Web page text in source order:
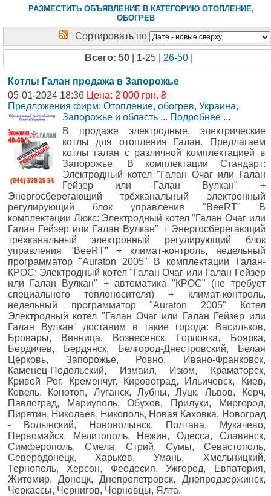
РАЗМЕСТИТЬ ОБЪЯВЛЕНИЕ В КАТЕГОРИЮ ОТОПЛЕНИЕ,
ОБОГРЕВ
Сортировать по
Всего: 50| 1-25 | 26-50|
Котлы Галан продажа в Запорожье
05-01-2024 18:36 Цена: 2 000 грн. ₴
Предложения фирм: Отопление, обогрев, Украина,
Запорожье и область ... Подробнее ...
В продаже электродные, электрические
котлы для отопления Галан. Предлагаем
котлы галан с различной комплектацией в
Запорожье. В комплектации Стандарт:
Электродный котел "Галан Очаг или Галан
Гейзер или Галан Вулкан" +
Энергосберегающий трёхканальный электронный
регулирующий блок управления "BeeRT" В
комплектации Люкс: Электродный котел "Галан Очаг или
Галан Гейзер или Галан Вулкан" + Энергосберегающий
трёхканальный электронный регулирующий блок
управления "BeeRT" + климат-контроль, недельный
программатор "Auraton 2005" В комплектации Галан-
КРОС: Электродный котел "Галан Очаг или Галан Гейзер
или Галан Вулкан" + автоматика "КРОС" (не требует
специального теплоносителя) + климат-контроль,
недельный программатор "Auraton 2005" Котел
Электродный котел "Галан Очаг или Галан Гейзер или
Галан Вулкан" доставим в такие города: Васильков,
Бровары, Винница, Вознесенск, Горловка, Боярка,
Бердичев, Бердянск, Белгород-Днестровский, Белая
Церковь, Запорожье, Ровно, Ивано-Франковск,
Каменец-Подольский, Измаил, Изюм, Краматорск,
Кривой Рог, Кременчуг, Кировоград, Ильичевск, Киев,
Ковель, Конотоп, Луганск, Лубны, Луцк, Львов, Керч,
Павлоград, Мариуполь, Обухов, Прилуки, Миргород,
Пирятин, Николаев, Никополь, Новая Каховка, Новоград
- Волынский, Нововолынск, Полтава, Мукачево,
Первомайск, Мелитополь, Нежин, Одесса, Славянск,
Симферополь, Смела, Стрий, Сумы, Севастополь,
Северодонецк, Харьков, Умань, Хмельницкий,
Тернополь, Херсон, Феодосия, Ужгород, Евпатория,
Житомир, Донецк, Днепропетровск, Днепродзержинск,
Черкассы, Чернигов, Черновцы, Ялта.